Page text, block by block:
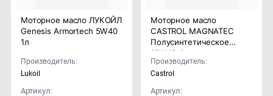
Моторное масло ЛУКОЙЛ
Genesis Armortech 5W40
1л
Производитель:
Lukoil
Артикул:
Моторное масло
CASTROL MAGNATEC
Полусинтетическое
10W40 4л
Производитель:
Castrol
Артикул: